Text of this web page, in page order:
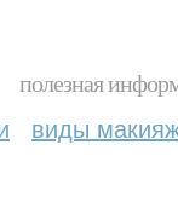
полезная
виды